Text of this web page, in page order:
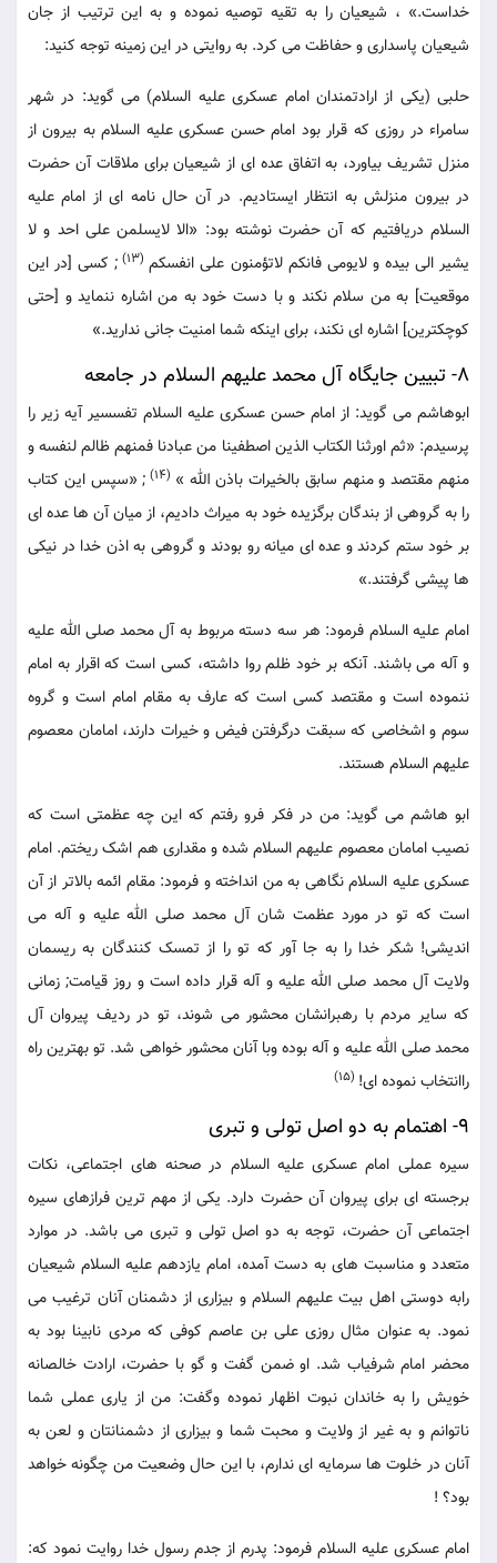
خداست.» ، شیعیان را به تقیه توصیه نموده و به این ترتیب از جان
شیعیان پاسداری و حفاظت می کرد. به روایتی در این زمینه توجه کنید:
حلبی (یکی از ارادتمندان امام عسکری علیه السلام) می گوید: در شهر
سامراء در روزی که قرار بود امام حسن عسکری علیه السلام به بیرون از
منزل تشریف بیاورد، به اتفاق عده ای از شیعیان برای ملاقات آن حضرت
در بیرون منزلش به انتظار ایستادیم. در آن حال نامه ای از امام علیه
السلام دریافتیم که آن حضرت نوشته بود: «الا لایسلمن علی احد و لا
یشیر الی بیده و لایومی فانکم لاتؤمنون علی انفسکم (13)
; کسی [در این
موقعیت] به من سلام نکند و با دست خود به من اشاره ننماید و [حتی
کوچکترین] اشاره ای نکند، برای اینکه شما امنیت جانی ندارید.»
8- تبیین جایگاه آل محمد علیهم السلام در جامعه
ابوهاشم می گوید: از امام حسن عسکری علیه السلام تفسسیر آیه زیر را
پرسیدم: «ثم اورثنا الکتاب الذین اصطفینا من عبادنا فمنهم ظالم لنفسه و
منهم مقتصد و منهم سابق بالخیرات باذن الله » (14)
; «سپس این کتاب
را به گروهی از بندگان برگزیده خود به میراث دادیم، از میان آن ها عده ای
بر خود ستم کردند و عده ای میانه رو بودند و گروهی به اذن خدا در نیکی
ها پیشی گرفتند.»
امام علیه السلام فرمود: هر سه دسته مربوط به آل محمد صلی الله علیه
و آله می باشند. آنکه بر خود ظلم روا داشته، کسی است که اقرار به امام
ننموده است و مقتصد کسی است که عارف به مقام امام است و گروه
سوم و اشخاصی که سبقت درگرفتن فیض و خیرات دارند، امامان معصوم
علیهم السلام هستند.
ابو هاشم می گوید: من در فکر فرو رفتم که این چه عظمتی است که
نصیب امامان معصوم علیهم السلام شده و مقداری هم اشک ریختم. امام
عسکری علیه السلام نگاهی به من انداخته و فرمود: مقام ائمه بالاتر از آن
است که تو در مورد عظمت شان آل محمد صلی الله علیه و آله می
اندیشی! شکر خدا را به جا آور که تو را از تمسک کنندگان به ریسمان
ولایت آل محمد صلی الله علیه و آله قرار داده است و روز قیامت; زمانی
که سایر مردم با رهبرانشان محشور می شوند، تو در ردیف پیروان آل
محمد صلی الله علیه و آله بوده وبا آنان محشور خواهی شد. تو بهترین راه
راانتخاب نموده ای! (15)
9- اهتمام به دو اصل تولی و تبری
سیره عملی امام عسکری علیه السلام در صحنه های اجتماعی، نکات
برجسته ای برای پیروان آن حضرت دارد. یکی از مهم ترین فرازهای سیره
اجتماعی آن حضرت، توجه به دو اصل تولی و تبری می باشد. در موارد
متعدد و مناسبت های به دست آمده، امام یازدهم علیه السلام شیعیان
رابه دوستی اهل بیت علیهم السلام و بیزاری از دشمنان آنان ترغیب می
نمود. به عنوان مثال روزی علی بن عاصم کوفی که مردی نابینا بود به
محضر امام شرفیاب شد. او ضمن گفت و گو با حضرت، ارادت خالصانه
خویش را به خاندان نبوت اظهار نموده وگفت: من از یاری عملی شما
ناتوانم و به غیر از ولایت و محبت شما و بیزاری از دشمنانتان و لعن به
آنان در خلوت ها سرمایه ای ندارم، با این حال وضعیت من چگونه خواهد
بود؟ !
امام عسکری علیه السلام فرمود: پدرم از جدم رسول خدا روایت نمود که: